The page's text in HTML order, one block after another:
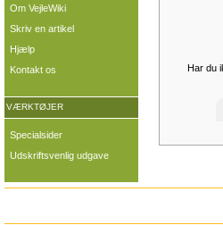
Har du
Om VejleWiki
Skriv en artikel
Hjælp
Kontakt os
VÆRKTØJER
Specialsider
Udskriftsvenlig udgave